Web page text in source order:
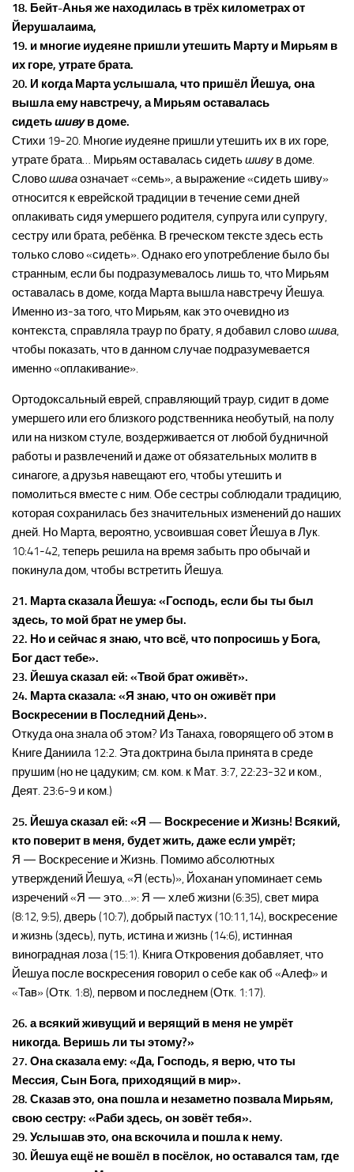
18. Бейт-Анья же находилась в трёх километрах от
Йерушалаима,
19. и многие иудеяне пришли утешить Марту и Мирьям в
их горе, утрате брата.
20. И когда Марта услышала, что пришёл Йешуа, она
вышла ему навстречу, а Мирьям оставалась
сидетьшивув доме.
Стихи 19-20. Многие иудеяне пришли утешить их в их горе,
утрате брата… Мирьям оставалась сидетьшиву в доме.
Словошиваозначает «семь», а выражение «сидеть шиву»
относится к еврейской традиции в течение семи дней
оплакивать сидя умершего родителя, супруга или супругу,
сестру или брата, ребёнка. В греческом тексте здесь есть
только слово «сидеть». Однако его употребление было бы
странным, если бы подразумевалось лишь то, что Мирьям
оставалась в доме, когда Марта вышла навстречу Йешуа.
Именно из-за того, что Мирьям, как это очевидно из
контекста, справляла траур по брату, я добавил словошива,
чтобы показать, что в данном случае подразумевается
именно «оплакивание».
Ортодоксальный еврей, справляющий траур, сидит в доме
умершего или его близкого родственника необутый, на полу
или на низком стуле, воздерживается от любой будничной
работы и развлечений и даже от обязательных молитв в
синагоге, а друзья навещают его, чтобы утешить и
помолиться вместе с ним. Обе сестры соблюдали традицию,
которая сохранилась без значительных изменений до наших
дней. Но Марта, вероятно, усвоившая совет Йешуа в Лук.
10:41-42, теперь решила на время забыть про обычай и
покинула дом, чтобы встретить Йешуа.
21. Марта сказала Йешуа: «Господь, если бы ты был
здесь, то мой брат не умер бы.
22. Но и сейчас я знаю, что всё, что попросишь у Бога,
Бог даст тебе».
23. Йешуа сказал ей: «Твой брат оживёт».
24. Марта сказала: «Я знаю, что он оживёт при
Воскресении в Последний День».
Откуда она знала об этом? Из Танаха, говорящего об этом в
Книге Даниила 12:2. Эта доктрина была принята в среде
прушим (но не цадуким; см. ком. к Мат. 3:7, 22:23-32 и ком.,
Деят. 23:6-9 и ком.)
25. Йешуа сказал ей: «Я — Воскресение и Жизнь! Всякий,
кто поверит в меня, будет жить, даже если умрёт;
Я — Воскресение и Жизнь. Помимо абсолютных
утверждений Йешуа, «Я (есть)», Йоханан упоминает семь
изречений «Я — это…»: Я — хлеб жизни (6:35), свет мира
(8:12, 9:5), дверь (10:7), добрый пастух (10:11,14), воскресение
и жизнь (здесь), путь, истина и жизнь (14:6), истинная
виноградная лоза (15:1). Книга Откровения добавляет, что
Йешуа после воскресения говорил о себе как об «Алеф» и
«Тав» (Отк. 1:8), первом и последнем (Отк. 1:17).
26. а всякий живущий и верящий в меня не умрёт
никогда. Веришь ли ты этому?»
27. Она сказала ему: «Да, Господь, я верю, что ты
Мессия, Сын Бога, приходящий в мир».
28. Сказав это, она пошла и незаметно позвала Мирьям,
свою сестру: «Раби здесь, он зовёт тебя».
29. Услышав это, она вскочила и пошла к нему.
30. Йешуа ещё не вошёл в посёлок, но оставался там, где